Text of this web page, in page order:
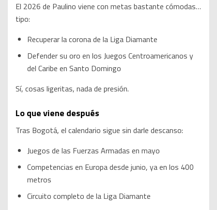
El 2026 de Paulino viene con metas bastante cómodas…
tipo:
Recuperar la corona de la Liga Diamante
Defender su oro en los Juegos Centroamericanos y
del Caribe en Santo Domingo
Sí, cosas ligeritas, nada de presión.
Lo que viene después
Tras Bogotá, el calendario sigue sin darle descanso:
Juegos de las Fuerzas Armadas en mayo
Competencias en Europa desde junio, ya en los 400
metros
Circuito completo de la Liga Diamante